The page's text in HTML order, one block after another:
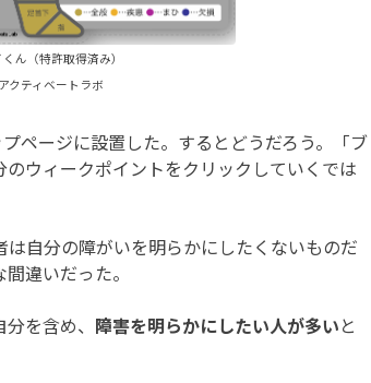
ん（特許取得済み）
クティベートラボ
ページに設置した。するとどうだろう。「ブ
ウィークポイントをクリックしていくでは
自分の障がいを明らかにしたくないものだ
違いだった。
を含め、 障害を明らかにしたい人が多いと